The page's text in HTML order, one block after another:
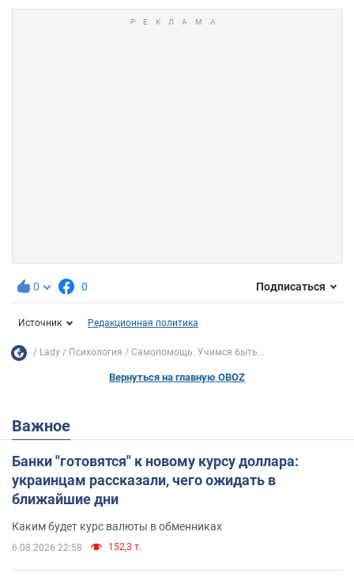
0 0 Подписаться
Источник Редакционная политика
Lady Психология Самопомощь. Учимся быть...
Вернуться на главную OBOZ
Важное
Банки "готовятся" к новому курсу доллара:
украинцам рассказали, чего ожидать в
ближайшие дни
Каким будет курс валюты в обменниках
6.08.2026 22:58 152,3 т.